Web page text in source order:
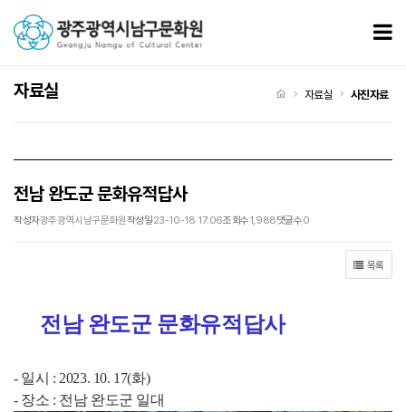
자료실 처음으로
자료실 사진자료
전남 완도군 문화유적답사
작성자광주광역시남구문화원작성일23-10-18 17:06조회수1,988댓글수0
목록
전남 완도군 문화유적답사
- 일시 : 2023. 10. 17(화)
- 장소 : 전남 완도군 일대